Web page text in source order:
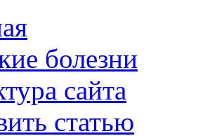
болезни
сайта
статью